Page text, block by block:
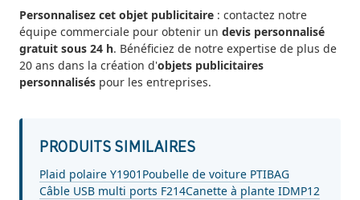
Personnalisez cet objet publicitaire : contactez notre
équipe commerciale pour obtenir un devis personnalisé
gratuit sous 24 h. Bénéficiez de notre expertise de plus de
20 ans dans la création d'objets publicitaires
personnalisés pour les entreprises.
PRODUITS SIMILAIRES
Plaid polaire Y1901 Poubelle de voiture PTIBAG
Câble USB multi ports F214Canette à plante IDMP12